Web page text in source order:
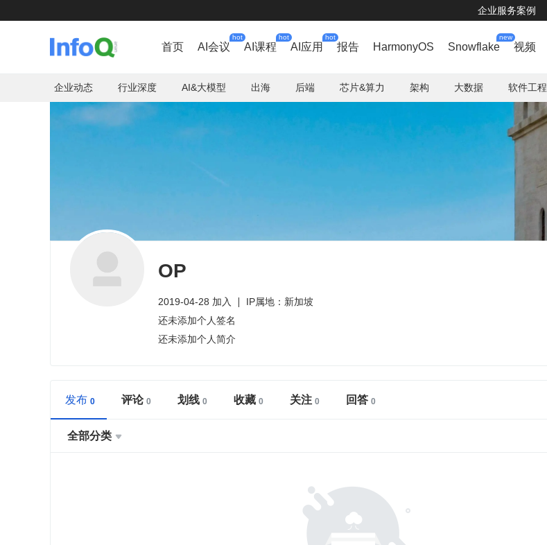
企业服务案例
首页 AI会议
hot
AI课程
hot
AI应用
hot
报告 HarmonyOS Snowflake
new
视频
企业动态 行业深度 AI&大模型 出海 后端 芯片&算力 架构 大数据 软件工程
OP
2019-04-28 加入
IP属地：新加坡
还未添加个人签名
还未添加个人简介
发布 评论 划线 收藏 关注 回答
全部分类 